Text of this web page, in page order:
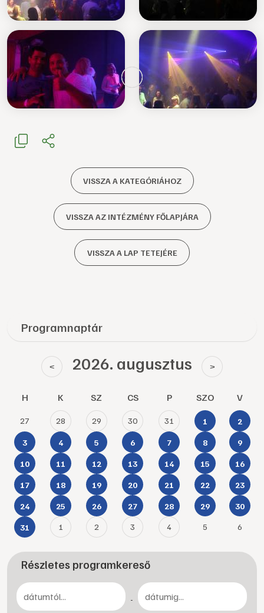
VISSZA A KATEGÓRIÁHOZ
VISSZA AZ INTÉZMÉNY FŐLAPJÁRA
VISSZA A LAP TETEJÉRE
Programnaptár
< 2026. augusztus >
H K SZ CS P SZO V
27 28 29 30 31 1 2
3 4 5 6 7 8 9
10 11 12 13 14 15 16
17 18 19 20 21 22 23
24 25 26 27 28 29 30
31 1 2 3 4 5 6
Részletes programkereső
-